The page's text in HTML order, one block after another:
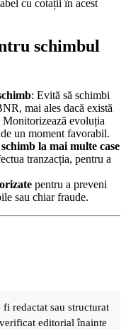
cu cotații în acest
schimbul
: Evită să schimbi
mai ales dacă există
evoluția
un moment favorabil.
la mai multe case
tranzacția, pentru a
pentru a preveni
sau chiar fraude.
redactat sau structurat
editorial înainte